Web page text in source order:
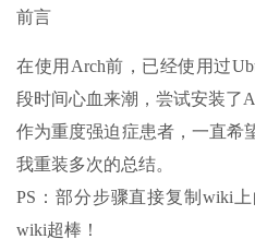
前言
在使用Arch前，已经使用过
段时间心血来潮，尝试安装了
作为重度强迫症患者，一直希
我重装多次的总结。
PS：部分步骤直接复制wiki
wiki超棒！